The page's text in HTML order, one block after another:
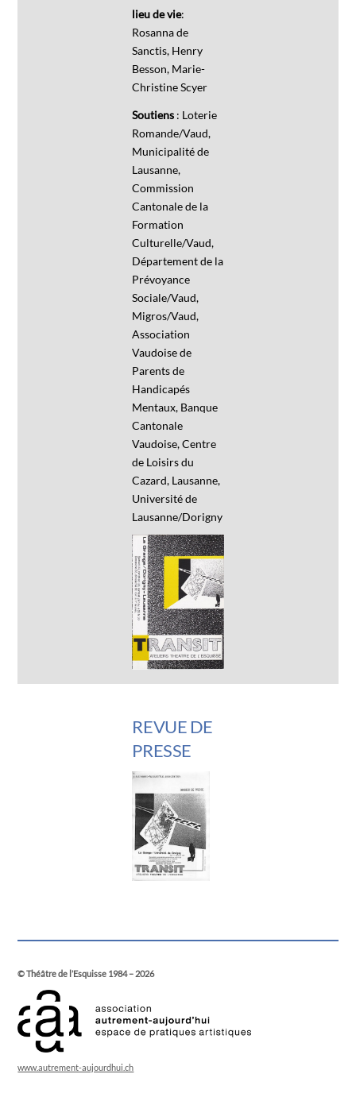
lieu de vie:
Rosanna de
Sanctis, Henry
Besson, Marie-
Christine Scyer
Soutiens : Loterie
Romande/Vaud,
Municipalité de
Lausanne,
Commission
Cantonale de la
Formation
Culturelle/Vaud,
Département de la
Prévoyance
Sociale/Vaud,
Migros/Vaud,
Association
Vaudoise de
Parents de
Handicapés
Mentaux, Banque
Cantonale
Vaudoise, Centre
de Loisirs du
Cazard, Lausanne,
Université de
Lausanne/Dorigny
REVUE DE
PRESSE
© Théâtre de l’Esquisse 1984 – 2026
www.autrement-aujourdhui.ch